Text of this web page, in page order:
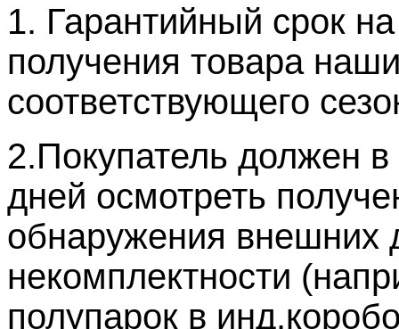
1. Гарантийный срок
получения товара
соответствующего
2.Покупатель должен
дней осмотреть
обнаружения внешних
некомплектности
полупарок в